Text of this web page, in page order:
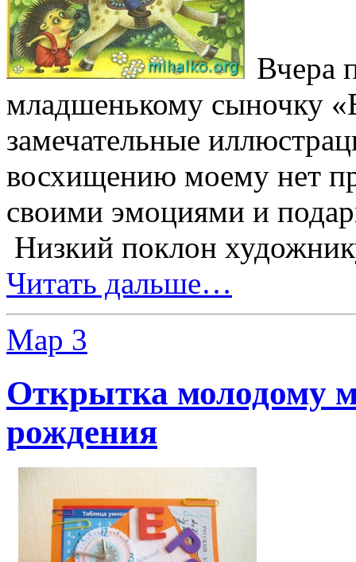
Вчера
младшенькому сыночку
замечательные
восхищению моему нет
своими эмоциями и
Низкий поклон
Читать дальше…
Мар 3
Открытка молодому
рождения